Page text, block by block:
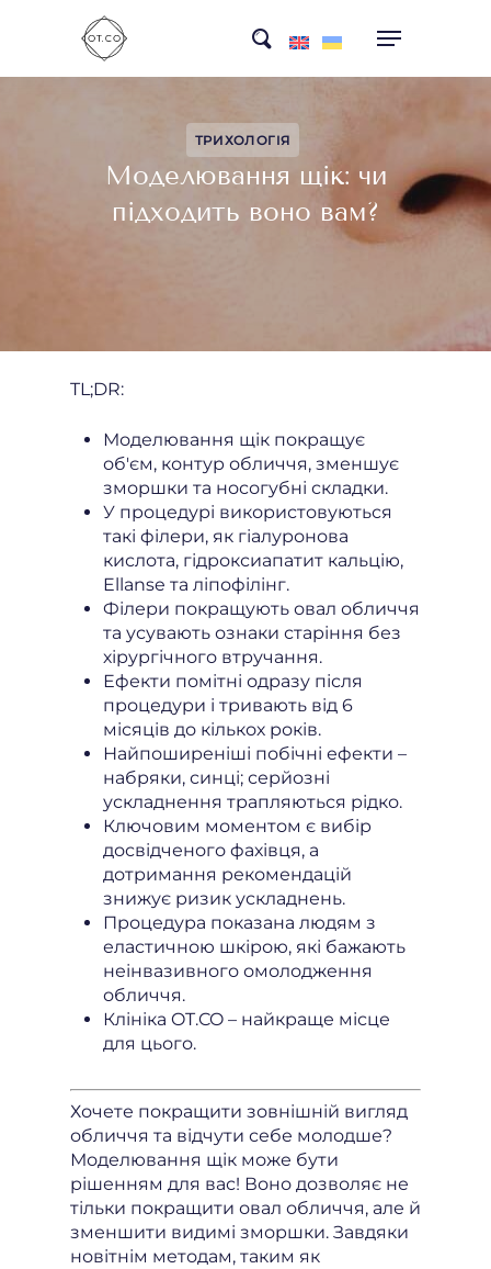
content
search
ТРИХОЛОГІЯ
Моделювання щік: чи
підходить воно вам?
TL;DR:
Моделювання щік покращує
об'єм, контур обличчя, зменшує
зморшки та носогубні складки.
У процедурі використовуються
такі філери, як гіалуронова
кислота, гідроксиапатит кальцію,
Ellanse та ліпофілінг.
Філери покращують овал обличчя
та усувають ознаки старіння без
хірургічного втручання.
Ефекти помітні одразу після
процедури і тривають від 6
місяців до кількох років.
Найпоширеніші побічні ефекти –
набряки, синці; серйозні
ускладнення трапляються рідко.
Ключовим моментом є вибір
досвідченого фахівця, а
дотримання рекомендацій
знижує ризик ускладнень.
Процедура показана людям з
еластичною шкірою, які бажають
неінвазивного омолодження
обличчя.
Клініка OT.CO – найкраще місце
для цього.
Хочете покращити зовнішній вигляд
обличчя та відчути себе молодше?
Моделювання щік може бути
рішенням для вас! Воно дозволяє не
тільки покращити овал обличчя, але й
зменшити видимі зморшки. Завдяки
новітнім методам, таким як